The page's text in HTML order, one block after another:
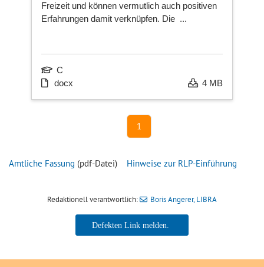
Freizeit und können vermutlich auch positiven
Erfahrungen damit verknüpfen. Die ...
C
docx
4 MB
1
Amtliche Fassung (pdf-Datei) Hinweise zur RLP-Einführung
Redaktionell verantwortlich: Boris Angerer, LIBRA
Boris Angerer, LIBRA